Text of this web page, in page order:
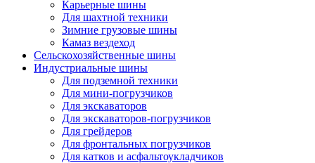
Карьерные шины
Для шахтной техники
Зимние грузовые шины
Камаз вездеход
Сельскохозяйственные шины
Индустриальные шины
Для подземной техники
Для мини-погрузчиков
Для экскаваторов
Для экскаваторов-погрузчиков
Для грейдеров
Для фронтальных погрузчиков
Для катков и асфальтоукладчиков